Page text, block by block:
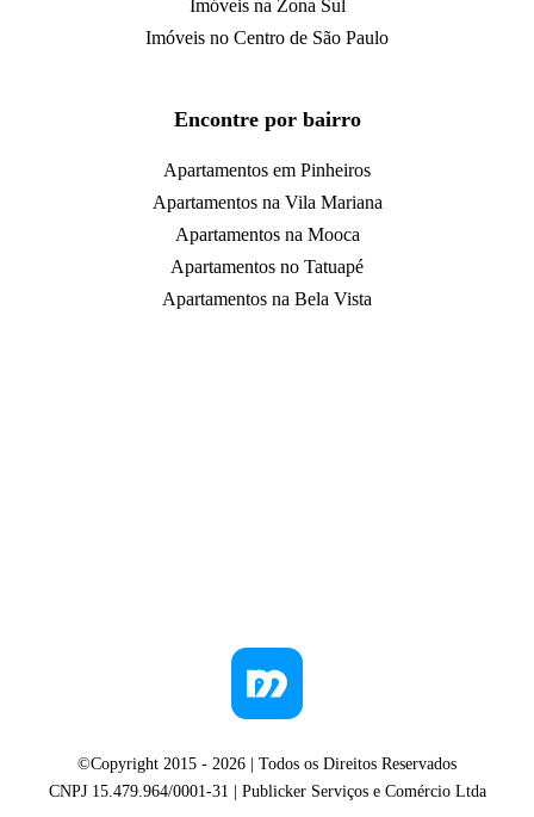
Imóveis na Zona Sul
Imóveis no Centro de São Paulo
Encontre por bairro
Apartamentos em Pinheiros
Apartamentos na Vila Mariana
Apartamentos na Mooca
Apartamentos no Tatuapé
Apartamentos na Bela Vista
©Copyright 2015 - 2026 | Todos os Direitos Reservados
CNPJ 15.479.964/0001-31 | Publicker Serviços e Comércio Ltda